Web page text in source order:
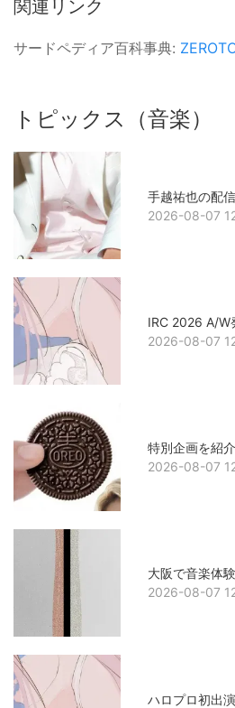
関連リンク
サードペディア百科事典:
トピックス（音楽）
手越祐也の配信
2026-08-07
IRC 2026 A/W
2026-08-07
特別企画を紹介
2026-08-07
大阪で音楽体験
2026-08-07
ハロプロ初出演